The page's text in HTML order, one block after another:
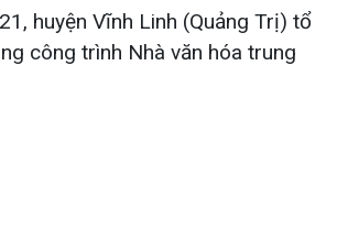
huyện Vĩnh Linh (Quảng Trị) tổ
công trình Nhà văn hóa trung